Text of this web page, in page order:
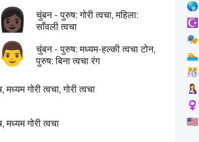
चुंबन - पुरुष: गोरी त्वचा, महिला:
साँवली त्वचा
चुंबन - पुरुष: मध्यम-हल्की त्वचा टोन,
पुरुष: बिना त्वचा रंग
गोरी त्वचा, गोरी त्वचा
गोरी त्वचा
🌎
☪️
🎭
🏊
🎊
🤱
♀️
🇺🇸